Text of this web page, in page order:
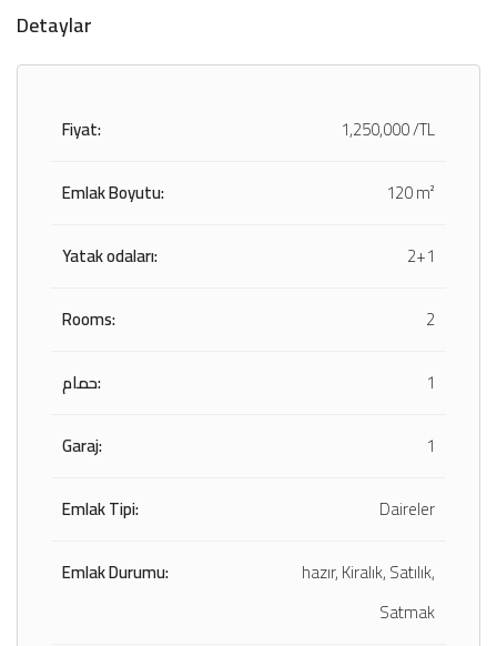
Detaylar
Fiyat:
1,250,000 /TL
Emlak Boyutu:
120 m²
Yatak odaları:
2+1
Rooms:
2
حمام:
1
Garaj:
1
Emlak Tipi:
Daireler
Emlak Durumu:
hazır, Kiralık, Satılık,
Satmak